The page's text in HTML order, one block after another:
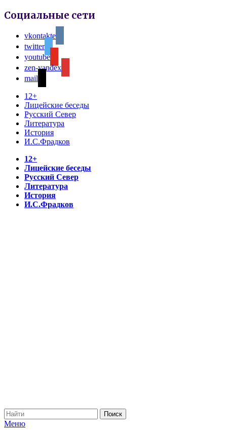
Социальные сети
vkontakte
twitter
youtube
zen-yandex
mail
12+
Лицейские беседы
Русский Север
Литература
История
И.С.Фрадков
12+
Лицейские беседы
Русский Север
Литература
История
И.С.Фрадков
Меню